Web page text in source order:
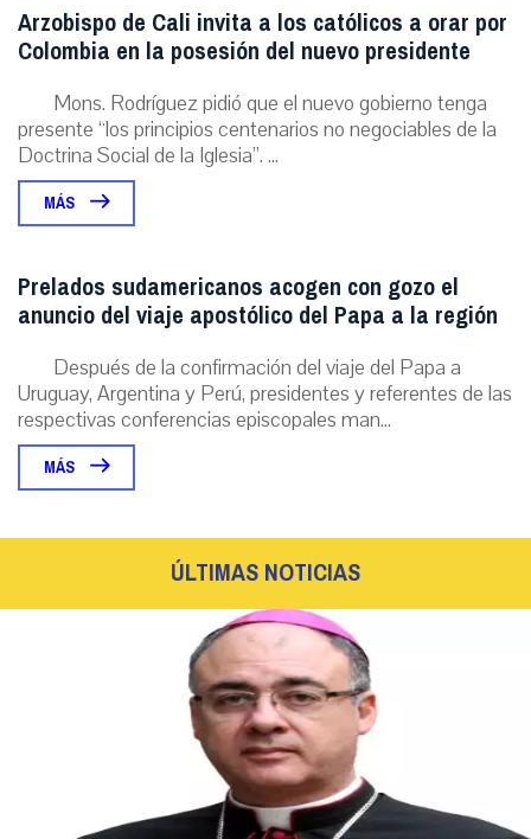
Arzobispo de Cali invita a los católicos a orar por
Colombia en la posesión del nuevo presidente
Mons. Rodríguez pidió que el nuevo gobierno tenga
presente “los principios centenarios no negociables de la
Doctrina Social de la Iglesia”. ...
MÁS
Prelados sudamericanos acogen con gozo el
anuncio del viaje apostólico del Papa a la región
Después de la confirmación del viaje del Papa a
Uruguay, Argentina y Perú, presidentes y referentes de las
respectivas conferencias episcopales man...
MÁS
ÚLTIMAS NOTICIAS